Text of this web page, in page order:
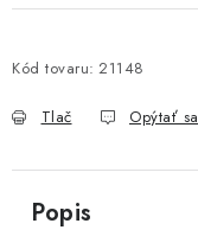
Kód tovaru: 21148
Tlač Opýtať sa
Popis